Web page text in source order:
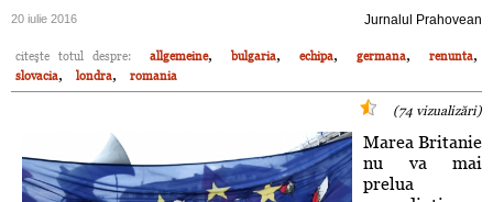
20 iulie 2016 Jurnalul Prahovean
citeşte totul despre: allgemeine, bulgaria, echipa, germana, renunta,
slovacia, londra, romania
(74 vizualizări)
Marea Britanie
nu va mai
prelua